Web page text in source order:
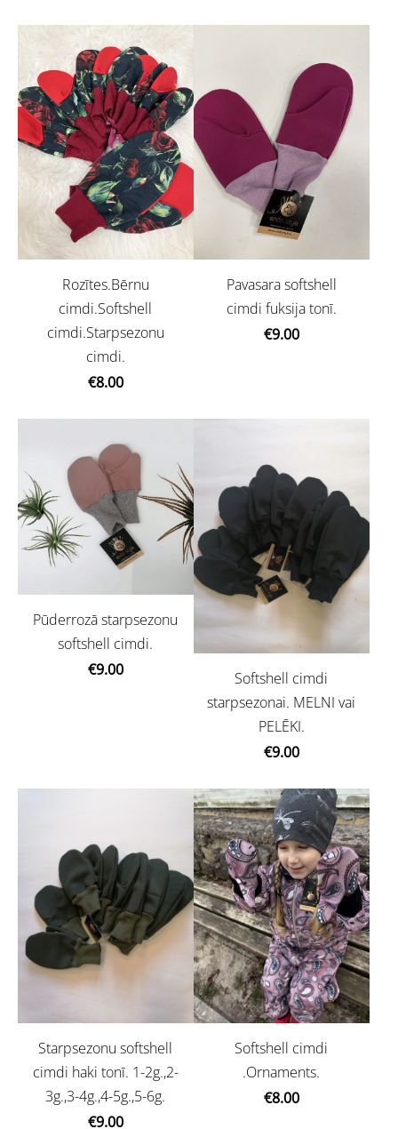
Rozītes.Bērnu
cimdi.Softshell
cimdi.Starpsezonu
cimdi.
€8.00
Pavasara softshell
cimdi fuksija tonī.
€9.00
Pūderrozā starpsezonu
softshell cimdi.
€9.00
Softshell cimdi
starpsezonai. MELNI vai
PELĒKI.
€9.00
Starpsezonu softshell
cimdi haki tonī. 1-2g.,2-
3g.,3-4g.,4-5g.,5-6g.
€9.00
Softshell cimdi
.Ornaments.
€8.00